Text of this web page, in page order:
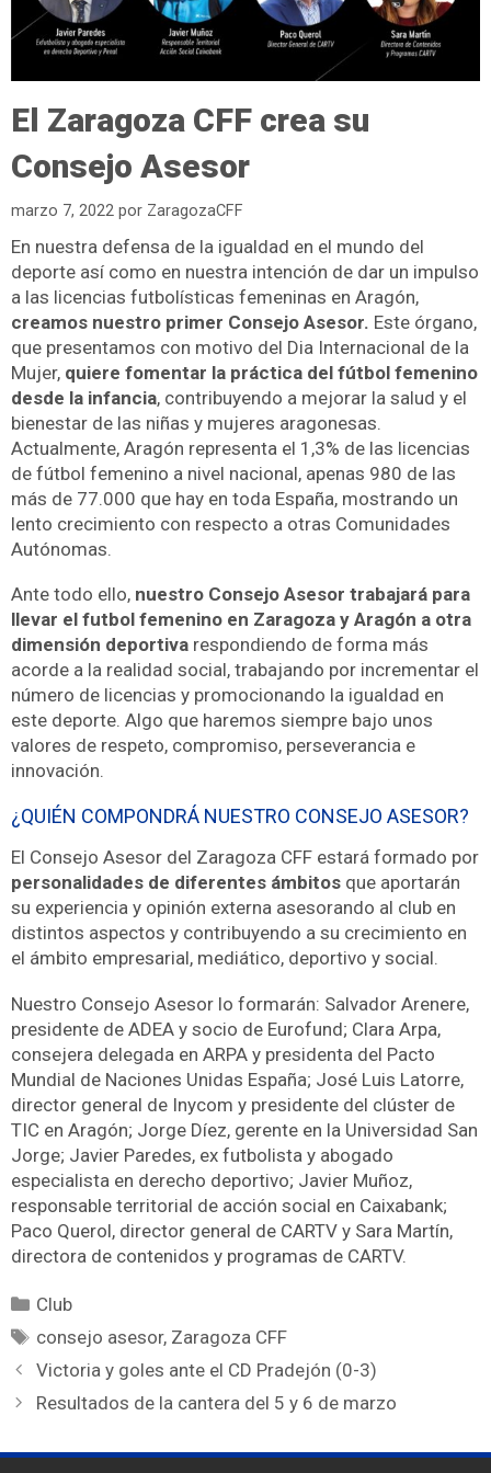
El Zaragoza CFF crea su
Consejo Asesor
marzo 7, 2022 por ZaragozaCFF
En nuestra defensa de la igualdad en el mundo del
deporte así como en nuestra intención de dar un impulso
a las licencias futbolísticas femeninas en Aragón,
creamos nuestro primer Consejo Asesor. Este órgano,
que presentamos con motivo del Dia Internacional de la
Mujer, quiere fomentar la práctica del fútbol femenino
desde la infancia, contribuyendo a mejorar la salud y el
bienestar de las niñas y mujeres aragonesas.
Actualmente, Aragón representa el 1,3% de las licencias
de fútbol femenino a nivel nacional, apenas 980 de las
más de 77.000 que hay en toda España, mostrando un
lento crecimiento con respecto a otras Comunidades
Autónomas.
Ante todo ello, nuestro Consejo Asesor trabajará para
llevar el futbol femenino en Zaragoza y Aragón a otra
dimensión deportiva respondiendo de forma más
acorde a la realidad social, trabajando por incrementar el
número de licencias y promocionando la igualdad en
este deporte. Algo que haremos siempre bajo unos
valores de respeto, compromiso, perseverancia e
innovación.
¿QUIÉN COMPONDRÁ NUESTRO CONSEJO ASESOR?
El Consejo Asesor del Zaragoza CFF estará formado por
personalidades de diferentes ámbitos que aportarán
su experiencia y opinión externa asesorando al club en
distintos aspectos y contribuyendo a su crecimiento en
el ámbito empresarial, mediático, deportivo y social.
Nuestro Consejo Asesor lo formarán: Salvador Arenere,
presidente de ADEA y socio de Eurofund; Clara Arpa,
consejera delegada en ARPA y presidenta del Pacto
Mundial de Naciones Unidas España; José Luis Latorre,
director general de Inycom y presidente del clúster de
TIC en Aragón; Jorge Díez, gerente en la Universidad San
Jorge; Javier Paredes, ex futbolista y abogado
especialista en derecho deportivo; Javier Muñoz,
responsable territorial de acción social en Caixabank;
Paco Querol, director general de CARTV y Sara Martín,
directora de contenidos y programas de CARTV.
Club
consejo asesor, Zaragoza CFF
Victoria y goles ante el CD Pradejón (0-3)
Resultados de la cantera del 5 y 6 de marzo